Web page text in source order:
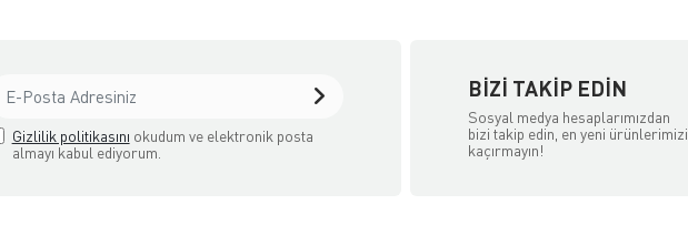
Gizlilik politikasını okudum ve elektronik posta
almayı kabul ediyorum.
BIZI TAKIP EDIN
Sosyal medya hesaplarımızdan
bizi takip edin, en yeni ürünlerimizi
kaçırmayın!